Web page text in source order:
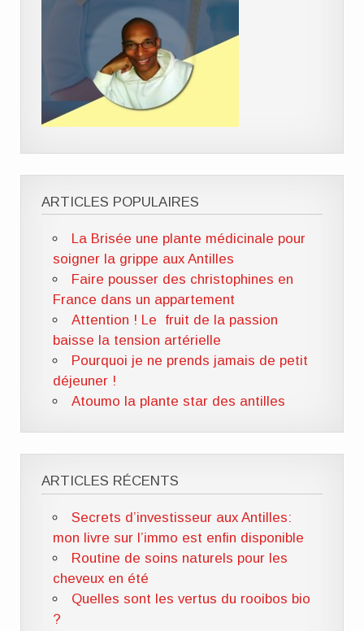
ARTICLES POPULAIRES
La Brisée une plante médicinale pour
soigner la grippe aux Antilles
Faire pousser des christophines en
France dans un appartement
Attention ! Le fruit de la passion
baisse la tension artérielle
Pourquoi je ne prends jamais de petit
déjeuner !
Atoumo la plante star des antilles
ARTICLES RÉCENTS
Secrets d’investisseur aux Antilles:
mon livre sur l’immo est enfin disponible
Routine de soins naturels pour les
cheveux en été
Quelles sont les vertus du rooibos bio
?